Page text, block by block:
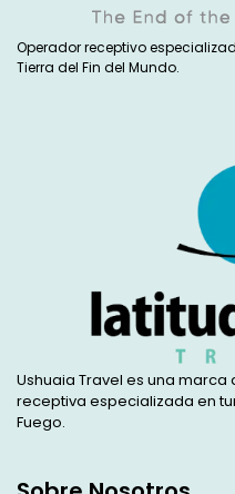
Operador receptivo
Tierra del Fin del Mundo.
Ushuaia Travel es una marca
receptiva especializada en
Fuego.